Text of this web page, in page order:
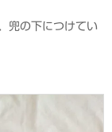
兜の下につけてい